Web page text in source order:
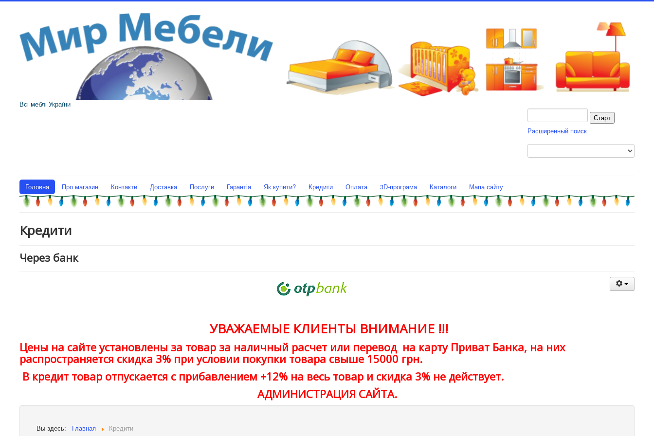
Всі меблі України
Расширенный поиск
Головна Про магазин Контакти Доставка Послуги Гарантія Як купити? Кредити Оплата 3D-програма Каталоги Мапа сайту
Кредити
Через банк
УВАЖАЕМЫЕ КЛИЕНТЫ ВНИМАНИЕ !!!
Цены на сайте установлены за товар за наличный расчет или перевод на карту Приват Банка, на них
распространяется скидка 3% при условии покупки товара свыше 15000 грн.
В кредит товар отпускается с прибавлением +12% на весь товар и скидка 3% не действует.
АДМИНИСТРАЦИЯ САЙТА.
Вы здесь: Главная Кредити